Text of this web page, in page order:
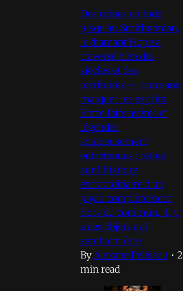
Des mines en Inde
jusqu’au Smithsonian,
le diamant Hope a
traversé bien des
siècles et des
territoires — non sans
marquer les esprits.
Entre faits avérés et
légendes
soigneusement
entretenues : retour
sur l’histoire
extraordinaire d’un
joyau complètement
hors du commun. Il y
a des objets qui
semblent être
By Alexane Pelissou • 2
min read